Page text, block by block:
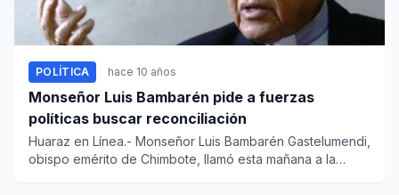
POLÍTICA hace 10 años
Monseñor Luis Bambarén pide a fuerzas
políticas buscar reconciliación
Huaraz en Línea.- Monseñor Luis Bambarén Gastelumendi,
obispo emérito de Chimbote, llamó esta mañana a la